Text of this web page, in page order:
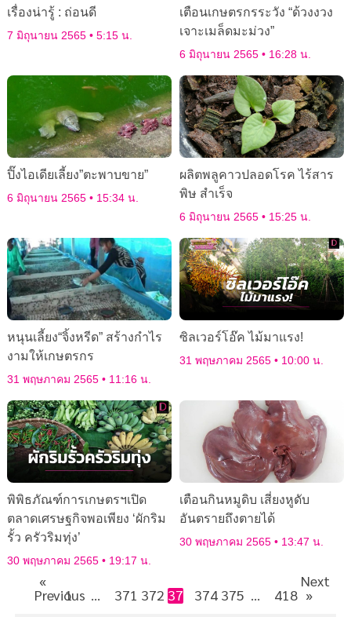
เรื่องน่ารู้ : ถ่อนดี
7 มิถุนายน 2565 5:15 น.
เตือนเกษตรกรระวัง “ด้วงงวง
เจาะเมล็ดมะม่วง”
6 มิถุนายน 2565 16:28 น.
ปิ๊งไอเดียเลี้ยง”ตะพาบขาย”
6 มิถุนายน 2565 15:34 น.
ผลิตพลูคาวปลอดโรค ไร้สาร
พิษ สำเร็จ
6 มิถุนายน 2565 15:25 น.
หนุนเลี้ยง“จิ้งหรีด” สร้างกำไร
งามให้เกษตรกร
31 พฤษภาคม 2565 11:16 น.
ซิลเวอร์โอ๊ค ไม้มาแรง!
31 พฤษภาคม 2565 10:00 น.
พิพิธภัณฑ์การเกษตรฯเปิด
ตลาดเศรษฐกิจพอเพียง ‘ผักริม
รั้ว ครัวริมทุ่ง’
30 พฤษภาคม 2565 19:17 น.
เตือนกินหมูดิบ เสี่ยงหูดับ
อันตรายถึงตายได้
30 พฤษภาคม 2565 13:47 น.
«
Previous
1 … 371 372 373 374 375 … 418
Next
»